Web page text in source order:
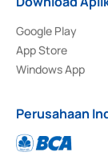
Google Play
App Store
Windows App
Perusahaan